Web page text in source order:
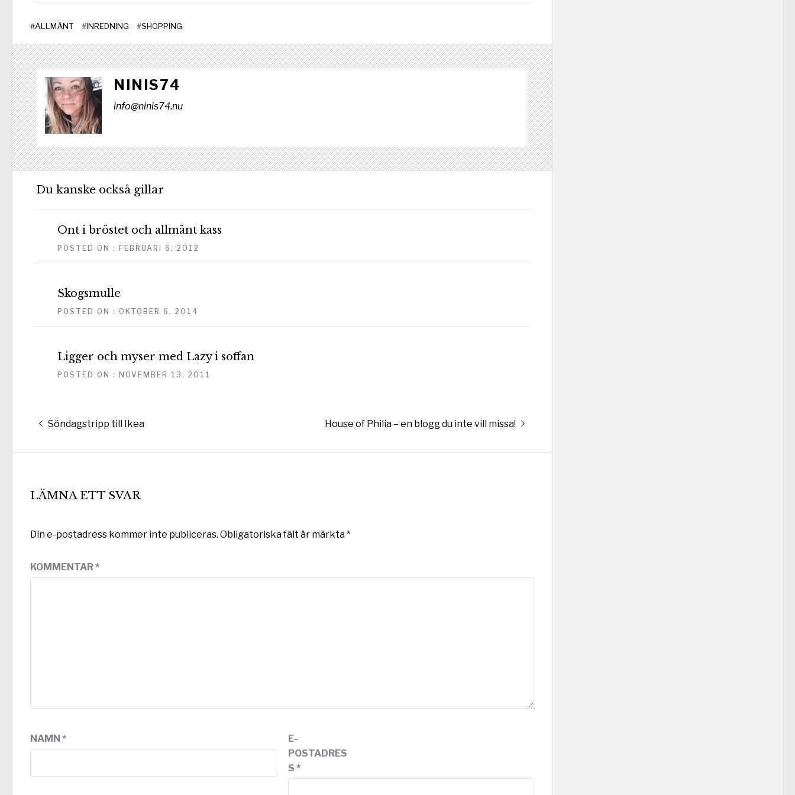
#ALLMÄNT #INREDNING #SHOPPING
NINIS74
info@ninis74.nu
Du kanske också gillar
Ont i bröstet och allmänt kass
POSTED ON : FEBRUARI 6, 2012
Skogsmulle
POSTED ON : OKTOBER 6, 2014
Ligger och myser med Lazy i soffan
POSTED ON : NOVEMBER 13, 2011
Inläggsnavigering
Föregående
Söndagstripp till Ikea
Nästa
House of Philia – en blogg du inte vill missa!
LÄMNA ETT SVAR
Din e-postadress kommer inte publiceras. Obligatoriska fält är märkta*
KOMMENTAR*
NAMN *
E-
POSTADRES
S *